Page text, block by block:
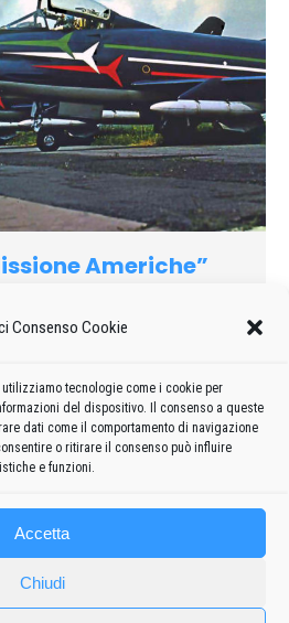
Consenso Cookie
tecnologie come i cookie per
del dispositivo. Il consenso a queste
dati come il comportamento di navigazione
o ritirare il consenso può influire
e funzioni.
Accetta
Chiudi
Americhe”
ed io informavamo il Gen. Aldo
della costituzione
avere il pensiero e il suo alto